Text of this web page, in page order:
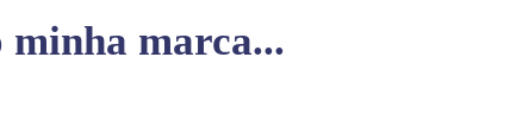
minha marca...